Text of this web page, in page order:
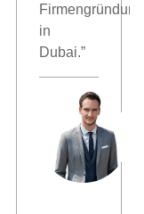
Firmengründung
in
Dubai.”